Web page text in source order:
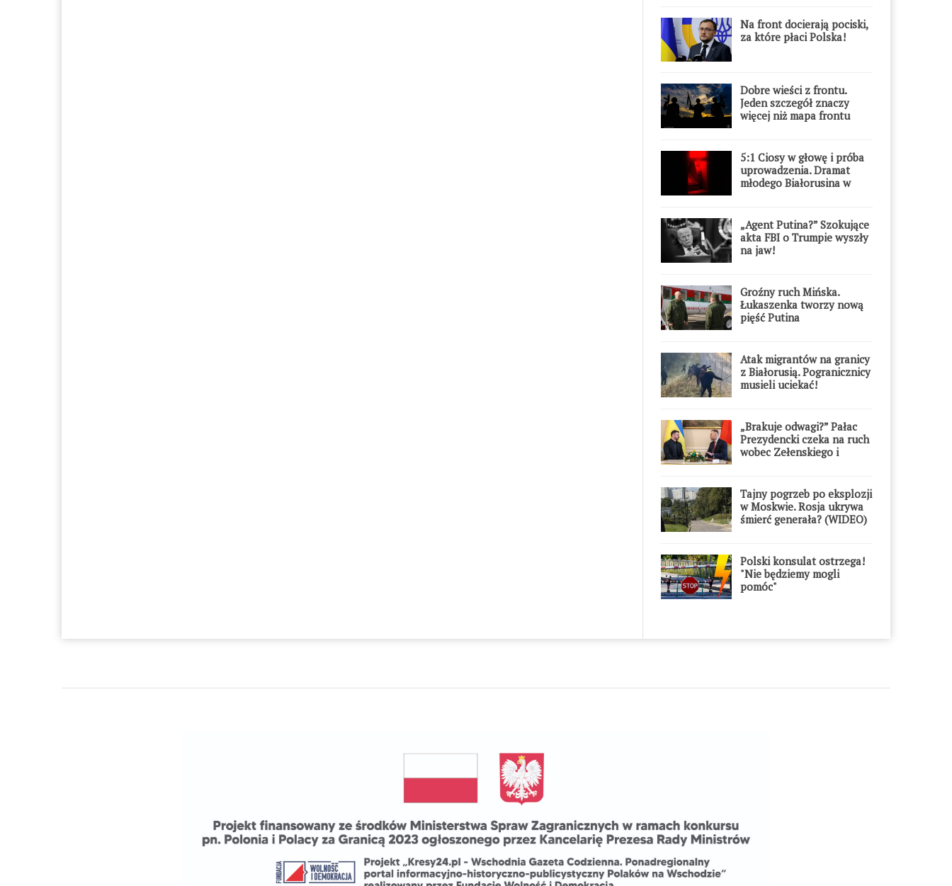
Na front docierają pociski,
za które płaci Polska!
Dobre wieści z frontu.
Jeden szczegół znaczy
więcej niż mapa frontu
5:1 Ciosy w głowę i próba
uprowadzenia. Dramat
młodego Białorusina w
„Agent Putina?” Szokujące
akta FBI o Trumpie wyszły
na jaw!
Groźny ruch Mińska.
Łukaszenka tworzy nową
pięść Putina
Atak migrantów na granicy
z Białorusią. Pogranicznicy
musieli uciekać!
„Brakuje odwagi?” Pałac
Prezydencki czeka na ruch
wobec Zełenskiego i
Tajny pogrzeb po eksplozji
w Moskwie. Rosja ukrywa
śmierć generała? (WIDEO)
Polski konsulat ostrzega!
"Nie będziemy mogli
pomóc"